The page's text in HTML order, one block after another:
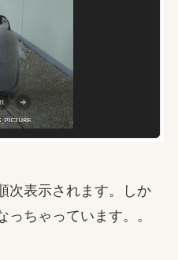
次表示されます。しか
っちゃっています。。